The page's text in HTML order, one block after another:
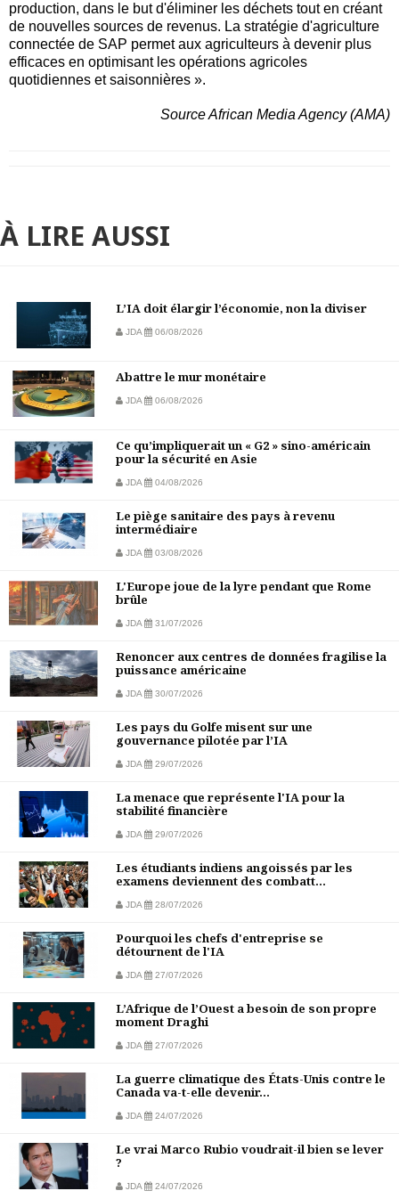
production, dans le but d'éliminer les déchets tout en créant
de nouvelles sources de revenus. La stratégie d'agriculture
connectée de SAP permet aux agriculteurs à devenir plus
efficaces en optimisant les opérations agricoles
quotidiennes et saisonnières ».
Source African Media Agency (AMA)
À LIRE AUSSI
L’IA doit élargir l’économie, non la diviser
JDA 06/08/2026
Abattre le mur monétaire
JDA 06/08/2026
Ce qu’impliquerait un « G2 » sino-américain
pour la sécurité en Asie
JDA 04/08/2026
Le piège sanitaire des pays à revenu
intermédiaire
JDA 03/08/2026
L'Europe joue de la lyre pendant que Rome
brûle
JDA 31/07/2026
Renoncer aux centres de données fragilise la
puissance américaine
JDA 30/07/2026
Les pays du Golfe misent sur une
gouvernance pilotée par l’IA
JDA 29/07/2026
La menace que représente l'IA pour la
stabilité financière
JDA 29/07/2026
Les étudiants indiens angoissés par les
examens deviennent des combatt...
JDA 28/07/2026
Pourquoi les chefs d'entreprise se
détournent de l'IA
JDA 27/07/2026
L’Afrique de l’Ouest a besoin de son propre
moment Draghi
JDA 27/07/2026
La guerre climatique des États-Unis contre le
Canada va-t-elle devenir...
JDA 24/07/2026
Le vrai Marco Rubio voudrait-il bien se lever
?
JDA 24/07/2026